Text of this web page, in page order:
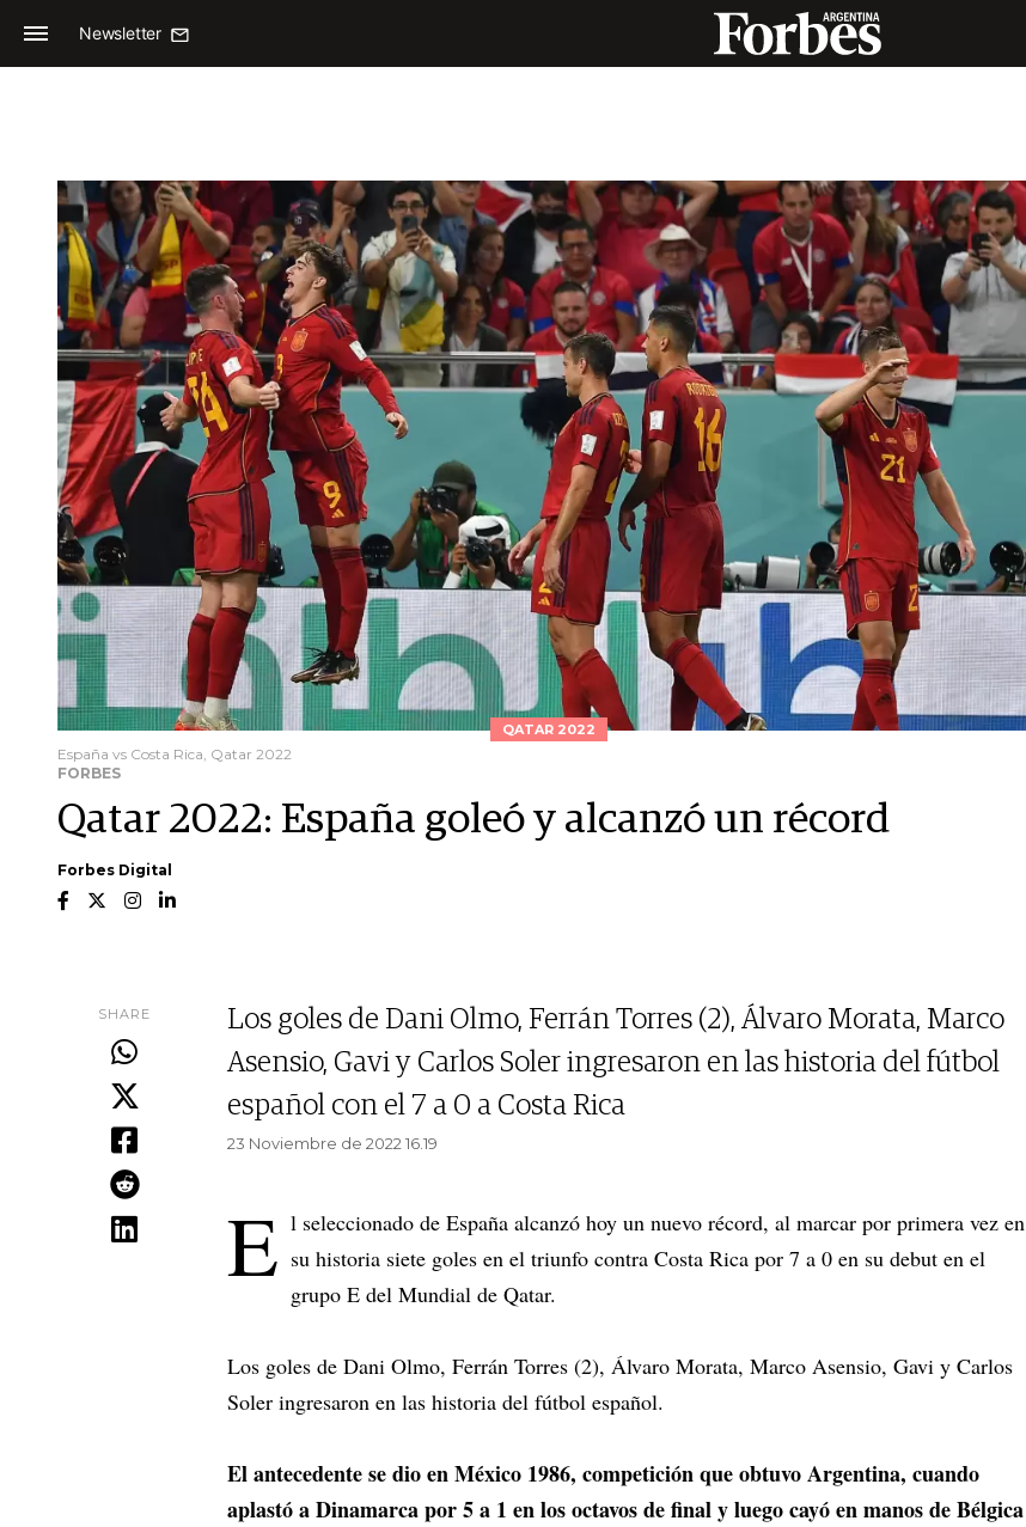
Newsletter
QATAR 2022
España vs Costa Rica, Qatar 2022
FORBES
Qatar 2022: España goleó y alcanzó un récord
Forbes Digital
SHARE
Los goles de Dani Olmo, Ferrán Torres (2), Álvaro Morata, Marco
Asensio, Gavi y Carlos Soler ingresaron en las historia del fútbol
español con el 7 a 0 a Costa Rica
23 Noviembre de 2022 16.19
E l seleccionado de España alcanzó hoy un nuevo récord, al marcar por primera vez en
su historia siete goles en el triunfo contra Costa Rica por 7 a 0 en su debut en el
grupo E del Mundial de Qatar.
Los goles de Dani Olmo, Ferrán Torres (2), Álvaro Morata, Marco Asensio, Gavi y Carlos
Soler ingresaron en las historia del fútbol español.
El antecedente se dio en México 1986, competición que obtuvo Argentina, cuando
aplastó a Dinamarca por 5 a 1 en los octavos de final y luego cayó en manos de Bélgica